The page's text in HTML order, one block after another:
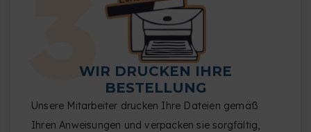
WIR DRUCKEN IHRE
BESTELLUNG
Unsere Mitarbeiter drucken Ihre Dateien gemäß
Ihren Anweisungen und verpacken sie sorgfältig,